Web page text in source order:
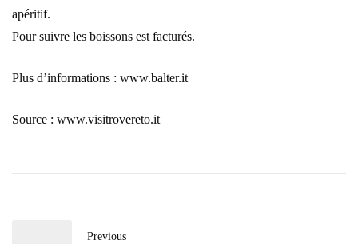
apéritif.
Pour suivre les boissons est facturés.
Plus d’informations : www.balter.it
Source : www.visitrovereto.it
Previous